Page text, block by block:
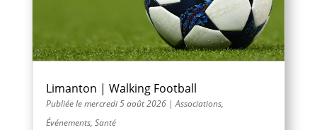
Limanton | Walking Football
mercredi 5 août 2026|Associations,
Événements, Santé